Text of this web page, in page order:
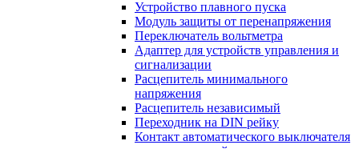
Устройство плавного пуска
Модуль защиты от перенапряжения
Переключатель вольтметра
Адаптер для устройств управления и
сигнализации
Расцепитель минимального
напряжения
Расцепитель независимый
Переходник на DIN рейку
Контакт автоматического выключателя